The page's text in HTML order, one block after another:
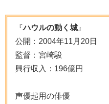
『ハウルの動く城 』
公開：2004年11月20日
監督：宮崎駿
興行収入：196億円
声優起用の俳優